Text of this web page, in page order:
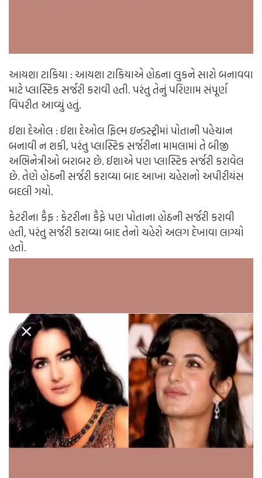
આયશા ટાકિયા : આયશા ટાકિયાએ હોઠના લુકને સારો બનાવવા
માટે પ્લાસ્ટિક સર્જરી કરાવી હતી. પરંતુ તેનું પરિણામ સંપૂર્ણ
વિપરીત આવ્યું હતું.
ઈશા દેઓલ : ઈશા દેઓલ ફિલ્મ ઇન્ડસ્ટ્રીમાં પોતાની પહેચાન
બનાવી ન શકી, પરંતુ પ્લાસ્ટિક સર્જરીના મામલામાં તે બીજી
અભિનેત્રીઓ બરાબર છે. ઈશાએ પણ પ્લાસ્ટિક સર્જરી કરાવેલ
છે. તેણે હોઠની સર્જરી કરાવ્યા બાદ આખા ચહેરાનો અપીરીયંસ
બદલી ગયો.
કેટરીના કૈફ : કેટરીના કૈફે પણ પોતાના હોઠની સર્જરી કરાવી
હતી, પરંતુ સર્જરી કરાવ્યા બાદ તેનો ચહેરો અલગ દેખાવા લાગ્યો
હતો.